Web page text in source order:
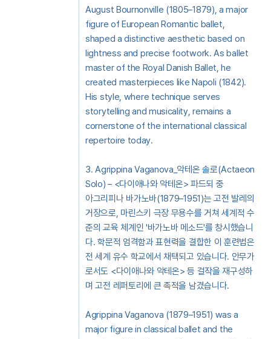
August Bournonville (1805–1879), a major
figure of European Romantic ballet,
shaped a distinctive aesthetic based on
lightness and precise footwork. As ballet
master of the Royal Danish Ballet, he
created masterpieces like Napoli (1842).
His style, where technique serves
storytelling and musicality, remains a
cornerstone of the international classical
repertoire today.
3. Agrippina Vaganova_악테온 솔로(Actaeon
Solo) – <다이애나와 악테온> 파드되 중
아그리피나 바가노바(1879–1951)는 고전 발레의
거장으로, 마린스키 극장 무용수를 거쳐 세계적 수
준의 교육 체계인 '바가노바 메소드'를 창시했습니
다. 학문적 엄격함과 표현력을 결합한 이 훈련법은
전 세계 유수 학교에서 채택되고 있습니다. 안무가
로서도 <다이애나와 악테온> 등 걸작을 재구성하
며 고전 레퍼토리에 큰 족적을 남겼습니다.
Agrippina Vaganova (1879–1951) was a
major figure in classical ballet and the